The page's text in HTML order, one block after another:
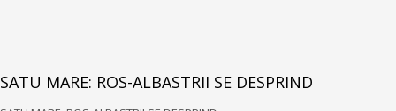
SATU MARE: ROS-ALBASTRII SE DESPRIND